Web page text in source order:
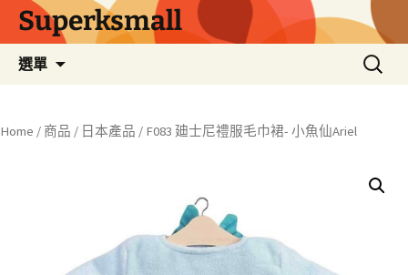
Superksmall
選單
內
搜
尋
Home / 商品 / 日本產品 / F083 廸士尼禮服毛巾裙- 小魚仙Ariel